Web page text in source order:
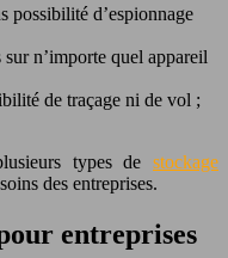
possibilité d’espionnage
sur n’importe quel appareil
de traçage ni de vol ;
types de stockage
des entreprises.
entreprises